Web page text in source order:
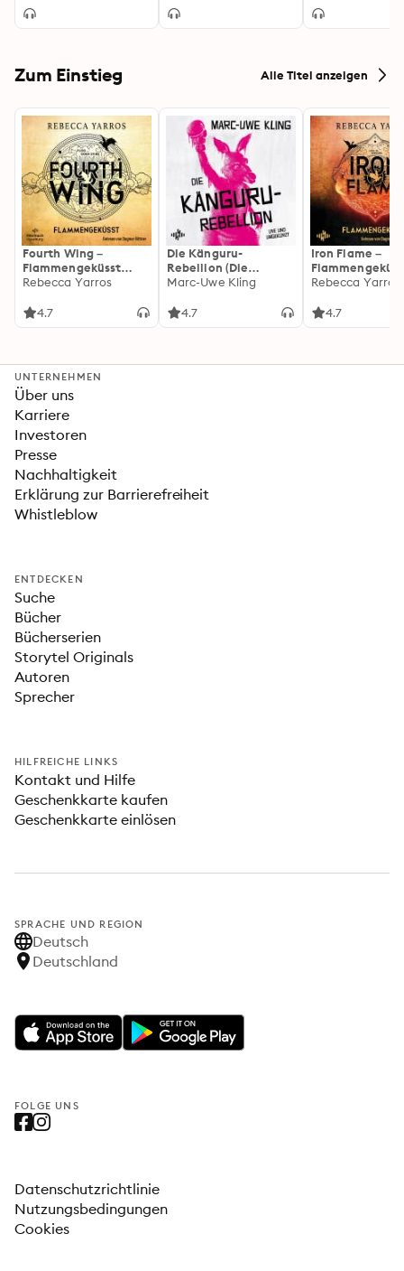
Zum Einstieg Alle Titel anzeigen
Fourth Wing –
Flammengeküsst
(Flammengeküsst-
Rebecca Yarros
4.7
Die Känguru-
Rebellion (Die
Känguru-Werke 5)
Marc-Uwe Kling
4.7
Iron Flame –
heißersehnte
Rebecca Yarros
4.7
UNTERNEHMEN
Über uns
Karriere
Investoren
Presse
Nachhaltigkeit
Erklärung zur Barrierefreiheit
Whistleblow
ENTDECKEN
Suche
Bücher
Bücherserien
Storytel Originals
Autoren
Sprecher
HILFREICHE LINKS
Kontakt und Hilfe
Geschenkkarte kaufen
Geschenkkarte einlösen
SPRACHE UND REGION
Deutsch
Deutschland
FOLGE UNS
Datenschutzrichtlinie
Nutzungsbedingungen
Cookies